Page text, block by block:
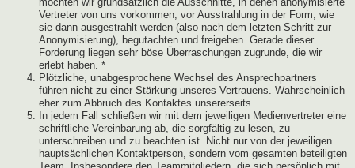
Vertreter von uns vorkommen, vor Ausstrahlung in der Form, wie
sie dann ausgestrahlt werden (also nach dem letzten Schritt zur
Anonymisierung), begutachten und freigeben. Gerade dieser
Forderung liegen sehr böse Überraschungen zugrunde, die wir
erlebt haben. *
Plötzliche, unabgesprochene Wechsel des Ansprechpartners
führen nicht zu einer Stärkung unseres Vertrauens. Wahrscheinlich
eher zum Abbruch des Kontaktes unsererseits.
In jedem Fall schließen wir mit dem jeweiligen Medienvertreter eine
schriftliche Vereinbarung ab, die sorgfältig zu lesen, zu
unterschreiben und zu beachten ist. Nicht nur von der jeweiligen
hauptsächlichen Kontaktperson, sondern vom gesamten beteiligten